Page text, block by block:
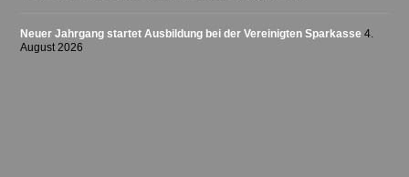
Neuer Jahrgang startet Ausbildung bei der Vereinigten Sparkasse 4.
August 2026